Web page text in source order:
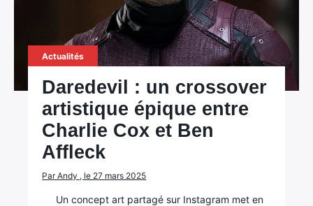
Actualités
Daredevil : un crossover
artistique épique entre
Charlie Cox et Ben
Affleck
Par Andy , le 27 mars 2025
Un concept art partagé sur Instagram met en